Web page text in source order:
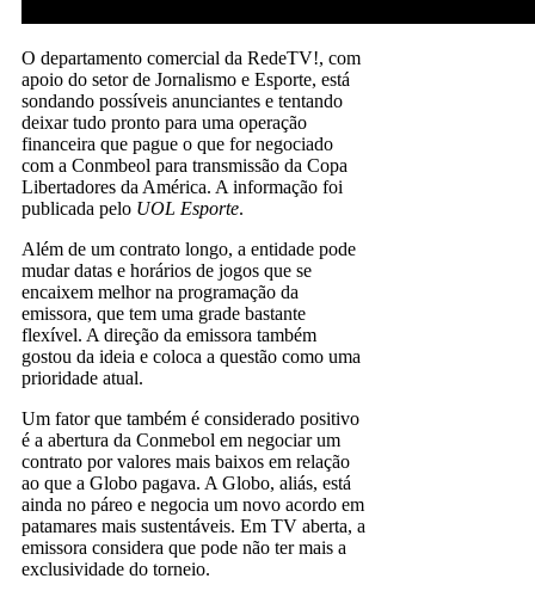
O departamento comercial da RedeTV!, com
apoio do setor de Jornalismo e Esporte, está
sondando possíveis anunciantes e tentando
deixar tudo pronto para uma operação
financeira que pague o que for negociado
com a Conmbeol para transmissão da Copa
Libertadores da América. A informação foi
publicada pelo UOL Esporte.
Além de um contrato longo, a entidade pode
mudar datas e horários de jogos que se
encaixem melhor na programação da
emissora, que tem uma grade bastante
flexível. A direção da emissora também
gostou da ideia e coloca a questão como uma
prioridade atual.
Um fator que também é considerado positivo
é a abertura da Conmebol em negociar um
contrato por valores mais baixos em relação
ao que a Globo pagava. A Globo, aliás, está
ainda no páreo e negocia um novo acordo em
patamares mais sustentáveis. Em TV aberta, a
emissora considera que pode não ter mais a
exclusividade do torneio.